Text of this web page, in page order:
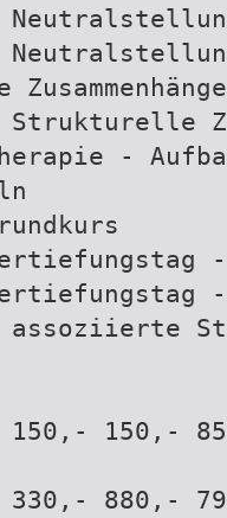
Strukturelle
-
assoziierte
150,- 150,-
330,- 880,-